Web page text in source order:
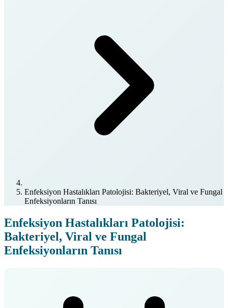
Enfeksiyon Hastalıkları Patolojisi: Bakteriyel, Viral ve Fungal
Enfeksiyonların Tanısı
Enfeksiyon Hastalıkları Patolojisi:
Bakteriyel, Viral ve Fungal
Enfeksiyonların Tanısı